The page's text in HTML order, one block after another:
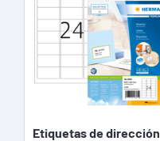
Etiquetas de dirección